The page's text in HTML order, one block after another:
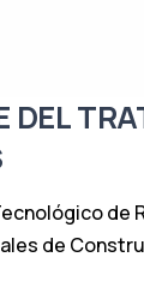
DEL
de
de